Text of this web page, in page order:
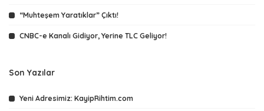
“Muhteşem Yaratıklar” Çıktı!
CNBC-e Kanalı Gidiyor, Yerine TLC Geliyor!
Son Yazılar
Yeni Adresimiz: KayipRihtim.com